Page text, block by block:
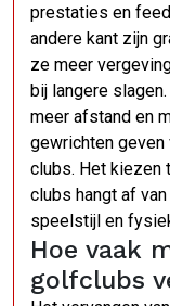
prestaties en
andere kant zijn
ze meer
bij langere
meer afstand en
gewrichten geven
clubs. Het kiezen
clubs hangt af
speelstijl en
Hoe vaak
golfclubs